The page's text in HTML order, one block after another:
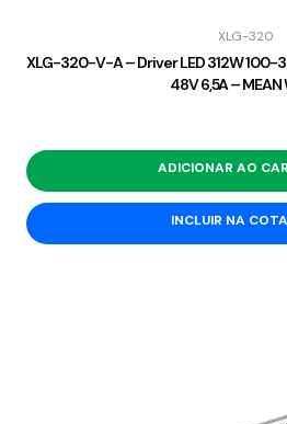
XLG-320
XLG-320-V-A – Driver LED 312W 100-
48V 6,5A – MEAN
ADICIONAR AO
INCLUIR NA